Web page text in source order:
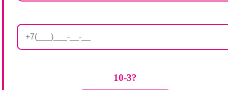
10-3?